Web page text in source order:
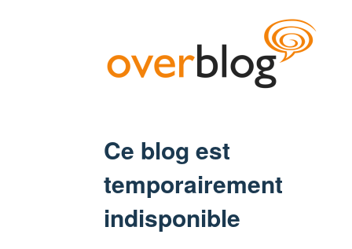
Ce blog est
temporairement
indisponible